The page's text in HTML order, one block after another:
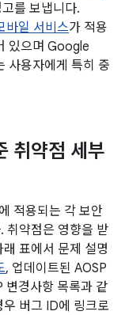
를 보냅니다.
바일 서비스가 적용
있으며 Google
사용자에게 특히 중
취약점 세부
적용되는 각 보안
취약점은 영향을 받
표에서 문제 설명
, 업데이트된 AOSP
변경사항 목록과 같
버그 ID에 링크로